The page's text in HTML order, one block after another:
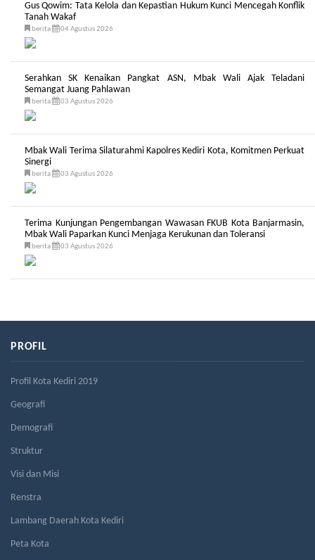
Gus Qowim: Tata Kelola dan Kepastian Hukum Kunci Mencegah Konflik
Tanah Wakaf
berita 04 Agustus 2026
Serahkan SK Kenaikan Pangkat ASN, Mbak Wali Ajak Teladani
Semangat Juang Pahlawan
berita 03 Agustus 2026
Mbak Wali Terima Silaturahmi Kapolres Kediri Kota, Komitmen Perkuat
Sinergi
berita 03 Agustus 2026
Terima Kunjungan Pengembangan Wawasan FKUB Kota Banjarmasin,
Mbak Wali Paparkan Kunci Menjaga Kerukunan dan Toleransi
berita 03 Agustus 2026
PROFIL
Profil Kota Kediri 2019
Geografi
Demografi
Struktur
Visi dan Misi
Renstra
Lambang Daerah Kota Kediri
Peta Kota